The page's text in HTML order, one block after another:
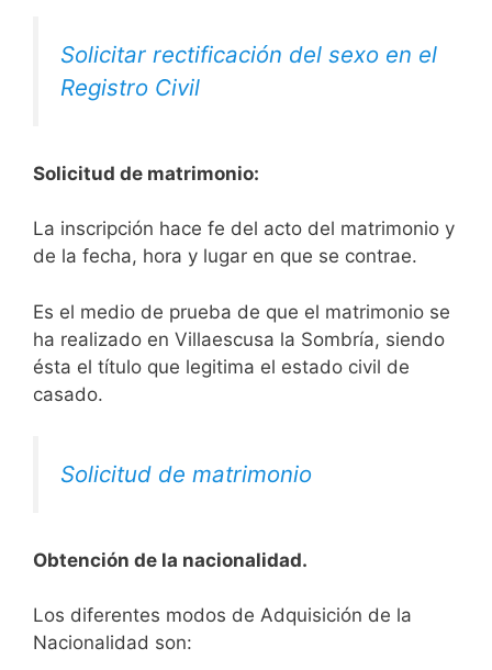
Solicitar rectificación del sexo en el
Registro Civil
Solicitud de matrimonio:
La inscripción hace fe del acto del matrimonio y
de la fecha, hora y lugar en que se contrae.
Es el medio de prueba de que el matrimonio se
ha realizado en Villaescusa la Sombría, siendo
ésta el título que legitima el estado civil de
casado.
Solicitud de matrimonio
Obtención de la nacionalidad.
​​​Los diferentes modos de Adquisición de la
Nacionalidad son: